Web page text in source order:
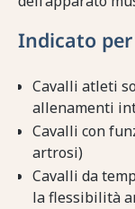
Indicato per
Cavalli atleti
allenamenti
Cavalli con
artrosi)
Cavalli da
la flessibilità